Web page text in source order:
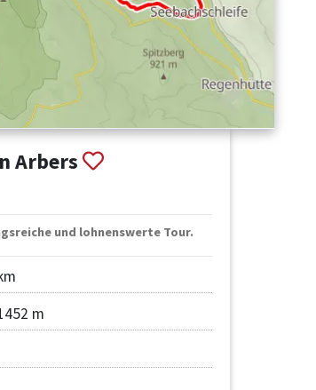
Arbers
und lohnenswerte Tour.
m